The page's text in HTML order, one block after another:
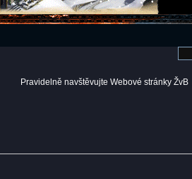
Pravidelně navštěvujte Webové stránky ŽvB